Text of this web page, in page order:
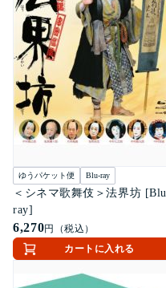
ゆうパケット便 Blu-ray
＜シネマ歌舞伎＞法界坊
ray]
6,270円（税込）
カートに入れる